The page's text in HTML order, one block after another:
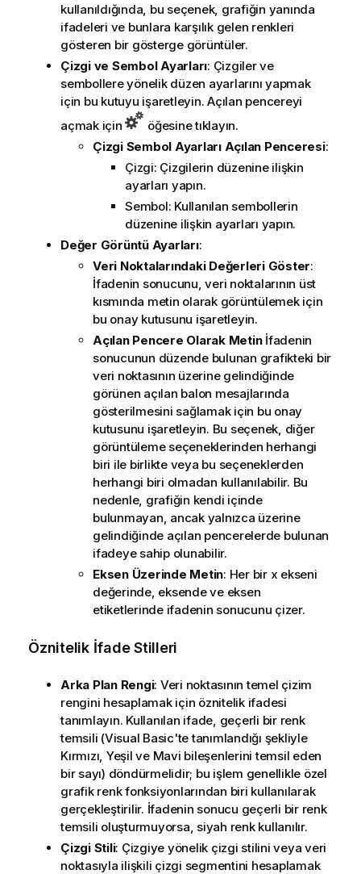
kullanıldığında, bu seçenek, grafiğin yanında
ifadeleri ve bunlara karşılık gelen renkleri
gösteren bir gösterge görüntüler.
Çizgi ve Sembol Ayarları: Çizgiler ve
sembollere yönelik düzen ayarlarını yapmak
için bu kutuyu işaretleyin. Açılan pencereyi
açmak için
öğesine tıklayın.
Çizgi Sembol Ayarları Açılan Penceresi:
Çizgi: Çizgilerin düzenine ilişkin
ayarları yapın.
Sembol: Kullanılan sembollerin
düzenine ilişkin ayarları yapın.
Değer Görüntü Ayarları:
Veri Noktalarındaki Değerleri Göster:
İfadenin sonucunu, veri noktalarının üst
kısmında metin olarak görüntülemek için
bu onay kutusunu işaretleyin.
Açılan Pencere Olarak Metinİfadenin
sonucunun düzende bulunan grafikteki bir
veri noktasının üzerine gelindiğinde
görünen açılan balon mesajlarında
gösterilmesini sağlamak için bu onay
kutusunu işaretleyin. Bu seçenek, diğer
görüntüleme seçeneklerinden herhangi
biri ile birlikte veya bu seçeneklerden
herhangi biri olmadan kullanılabilir. Bu
nedenle, grafiğin kendi içinde
bulunmayan, ancak yalnızca üzerine
gelindiğinde açılan pencerelerde bulunan
ifadeye sahip olunabilir.
Eksen Üzerinde Metin: Her bir x ekseni
değerinde, eksende ve eksen
etiketlerinde ifadenin sonucunu çizer.
Öznitelik İfade Stilleri
Arka Plan Rengi: Veri noktasının temel çizim
rengini hesaplamak için öznitelik ifadesi
tanımlayın. Kullanılan ifade, geçerli bir renk
temsili (Visual Basic'te tanımlandığı şekliyle
Kırmızı, Yeşil ve Mavi bileşenlerini temsil eden
bir sayı) döndürmelidir; bu işlem genellikle özel
grafik renk fonksiyonlarından biri kullanılarak
gerçekleştirilir. İfadenin sonucu geçerli bir renk
temsili oluşturmuyorsa, siyah renk kullanılır.
Çizgi Stili: Çizgiye yönelik çizgi stilini veya veri
noktasıyla ilişkili çizgi segmentini hesaplamak